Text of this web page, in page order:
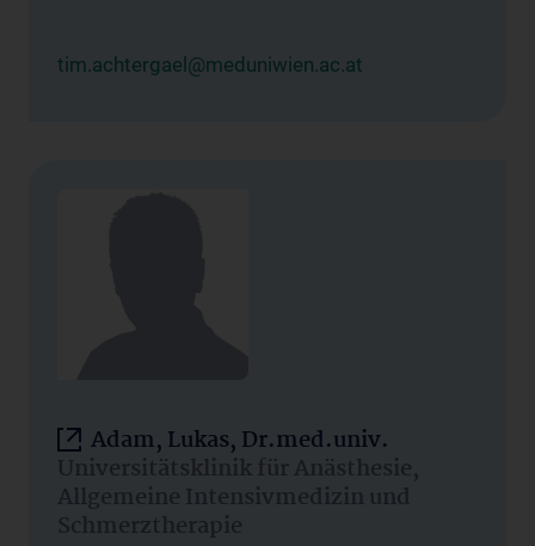
tim.achtergael@meduniwien.ac.at
Adam, Lukas, Dr.med.univ.
Universitätsklinik für Anästhesie,
Allgemeine Intensivmedizin und
Schmerztherapie